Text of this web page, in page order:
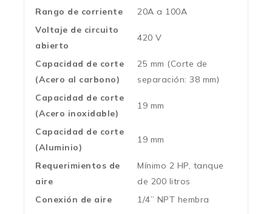
Rango de corriente
20A a 100A
Voltaje de circuito
abierto
420 V
Capacidad de corte
(Acero al carbono)
25 mm (Corte de
separación: 38 mm)
Capacidad de corte
(Acero inoxidable)
19 mm
Capacidad de corte
(Aluminio)
19 mm
Requerimientos de
aire
Mínimo 2 HP, tanque
de 200 litros
Conexión de aire
1/4” NPT hembra